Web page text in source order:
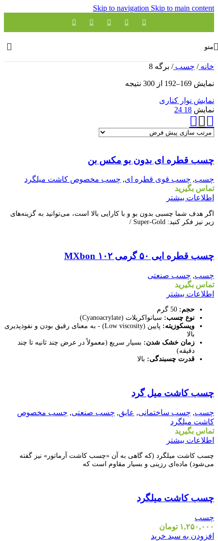
Skip to navigation Skip to main content
منو
خانه/ چسب/ برگه 8
نمایش 169–192 از 300 نتیجه
نمایش نوار کناری
نمایش 18
24
نمایش سریع
چسب قطره ای بدون بو مکس بن
چسب, چسب قوی قطره ای, چسب مخصوص کاشت میلگرد
تماس بگیرید
اطلاعات بیشتر
اگر هدف شما چسبی بدون بو و با کارایی بالا است، می‌توانید به گزینه‌های
زیر نیز فکر کنید: Super-Gold /
نمایش سریع
چسب قطره ایی ۵۰ گرمی MXbon ۱۰۲
چسب, چسب صنعتی
تماس بگیرید
اطلاعات بیشتر
حجم:
نوع چسب: سیانواکریلات (Cyanoacrylate)
ویسکوزیته:
پایین (Low viscosity) - به معنای رقیق بودن و نفوذپذیری
بالا
زمان خشک شدن: بسیار سریع (معمولاً در عرض چند ثانیه تا چند
دقیقه)
قدرت چسبندگی: بالا
نمایش سریع
چسب کاشت میل گرد
چسب, چسب ساختمانی, عایق, چسب صنعتی, چسب مخصوص
کاشت میلگرد
تماس بگیرید
اطلاعات بیشتر
چسب کاشت میلگرد (که گاهی به آن «چسب کاشت آرماتور» نیز گفته
می‌شود) ماده‌ای رزینی و بسیار مقاوم است که
نمایش سریع
چسب کاشت میلگرد
چسب
۱,۲۵۰,۰۰۰ تومان
افزودن به سبد خرید